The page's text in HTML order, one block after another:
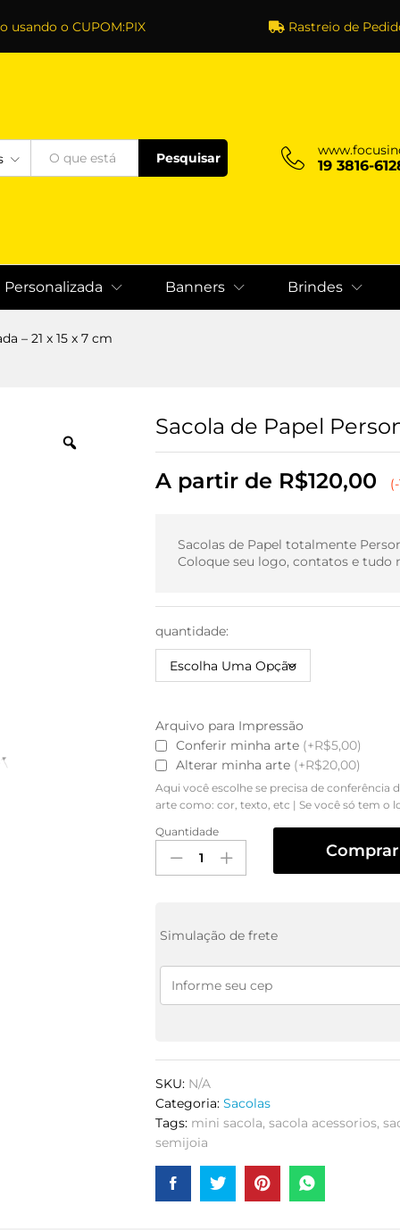
usando o CUPOM:PIX Rastreio de
Pesquisar 19 3816-
Personalizada Banners Brindes
– 21 x 15 x 7 cm
Sacola de Papel
A partir de R$120,00
Sacolas de Papel totalmente
Coloque seu logo, contatos e tudo
quantidade:
Arquivo para Impressão
Conferir minha arte (+R$5,00)
Alterar minha arte (+R$20,00)
Aqui você escolhe se precisa de conferência
arte como: cor, texto, etc | Se você só tem o
Quantidade
Comprar
Simulação de frete
SKU: N/A
Categoria:Sacolas
Tags: mini sacola,sacola acessorios,
semijoia